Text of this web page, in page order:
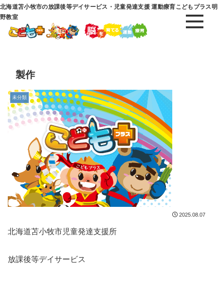
北海道苫小牧市の放課後等デイサービス・児童発達支援 運動療育こどもプラス明
野教室
製作
未分類
2025.08.07
北海道苫小牧市児童発達支援所
放課後等デイサービス